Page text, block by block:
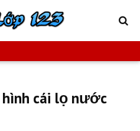
cái lọ nước